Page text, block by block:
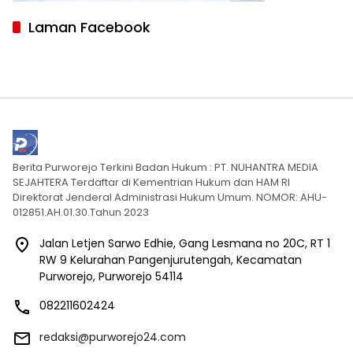
Laman Facebook
Berita Purworejo Terkini Badan Hukum : PT. NUHANTRA MEDIA
SEJAHTERA Terdaftar di Kementrian Hukum dan HAM RI
Direktorat Jenderal Administrasi Hukum Umum. NOMOR: AHU-
012851.AH.01.30.Tahun 2023
Jalan Letjen Sarwo Edhie, Gang Lesmana no 20C, RT 1
RW 9 Kelurahan Pangenjurutengah, Kecamatan
Purworejo, Purworejo 54114
082211602424
redaksi@purworejo24.com